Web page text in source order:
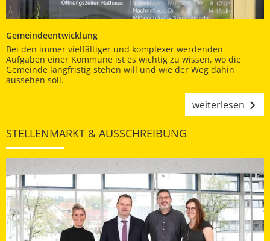
Gemeindeentwicklung
Bei den immer vielfältiger und komplexer werdenden
Aufgaben einer Kommune ist es wichtig zu wissen, wo die
Gemeinde langfristig stehen will und wie der Weg dahin
aussehen soll.
weiterlesen
STELLENMARKT & AUSSCHREIBUNG